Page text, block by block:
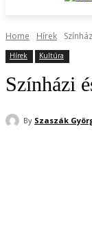
Home Hírek
Hírek Kultúra
Színházi
By Szaszák